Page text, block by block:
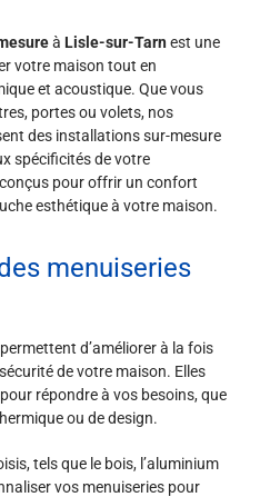
à Lisle-sur-Tarnest une
votre maison tout en
et acoustique. Que vous
portes ou volets, nos
des installations sur-mesure
spécificités de votre
pour offrir un confort
esthétique à votre maison.
menuiseries
permettent d’améliorer à la fois
de votre maison. Elles
répondre à vos besoins, que
ou de design.
tels que le bois, l’aluminium
vos menuiseries pour